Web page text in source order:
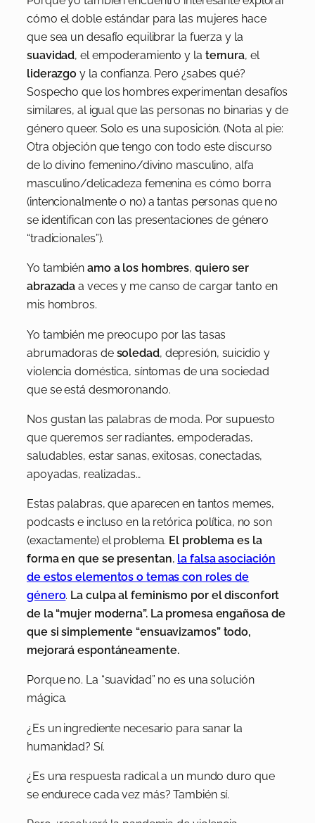
cómo el doble estándar para las mujeres hace
que sea un desafío equilibrar la fuerza y la
suavidad, el empoderamiento y la ternura, el
liderazgo y la confianza. Pero ¿sabes qué?
Sospecho que los hombres experimentan desafíos
similares, al igual que las personas no binarias y de
género queer. Solo es una suposición. (Nota al pie:
Otra objeción que tengo con todo este discurso
de lo divino femenino/divino masculino, alfa
masculino/delicadeza femenina es cómo borra
(intencionalmente o no) a tantas personas que no
se identifican con las presentaciones de género
“tradicionales”).
Yo también amo a los hombres,quiero ser
abrazada a veces y me canso de cargar tanto en
mis hombros.
Yo también me preocupo por las tasas
abrumadoras de soledad, depresión, suicidio y
violencia doméstica, síntomas de una sociedad
que se está desmoronando.
Nos gustan las palabras de moda. Por supuesto
que queremos ser radiantes, empoderadas,
saludables, estar sanas, exitosas, conectadas,
apoyadas, realizadas…
Estas palabras, que aparecen en tantos memes,
podcasts e incluso en la retórica política, no son
(exactamente) el problema. El problema es la
forma en que se presentan, la falsa asociación
de estos elementos o temas con roles de
género. La culpa al feminismo por el disconfort
de la “mujer moderna”. La promesa engañosa de
que si simplemente “ensuavizamos” todo,
mejorará espontáneamente.
Porque no. La “suavidad” no es una solución
mágica.
¿Es un ingrediente necesario para sanar la
humanidad? Sí.
¿Es una respuesta radical a un mundo duro que
se endurece cada vez más? También sí.